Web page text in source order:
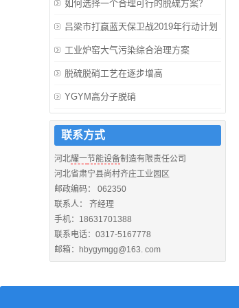
如何选择一个合理可行的脱硫方案？
吕梁市打赢蓝天保卫战2019年行动计划
工业炉窑大气污染综合治理方案
脱硫脱硝工艺在逐步增高
YGYM高分子脱硝
联系方式
河北耀一节能设备制造有限责任公司
河北省肃宁县尚村齐庄工业园区
邮政编码： 062350
联系人： 齐经理
手机：18631701388
联系电话：0317-5167778
邮箱：hbygymgg@163. com